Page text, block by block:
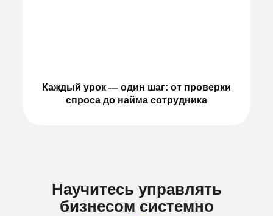
Каждый урок — один шаг: от проверки
спроса до найма сотрудника
Научитесь управлять
бизнесом системно